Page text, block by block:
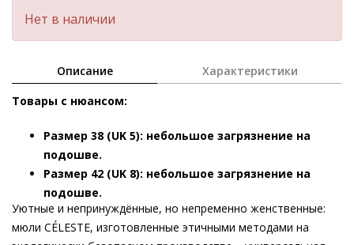
Нет в наличии
Описание Характеристики
Товары с нюансом:
Размер 38 (UK 5): небольшое загрязнение на
подошве.
Размер 42 (UK 8): небольшое загрязнение на
подошве.
Уютные и непринуждённые, но непременно женственные:
мюли CÉLESTE, изготовленные этичными методами на